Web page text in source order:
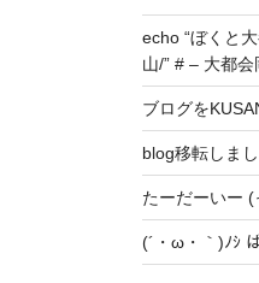
echo “ぼくと
山/” # – 大都
ブログを
blog移転しま
たーだーいー (
(´・ω・｀)ﾉｼ